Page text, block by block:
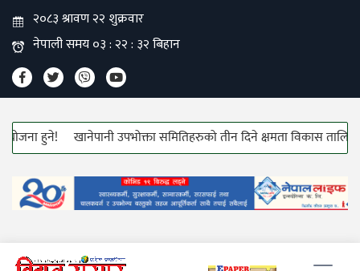
हुने! खानेपानी उपभोक्ता समितिहरुको तीन दिने क्षमता विकास तालिम सुरु!